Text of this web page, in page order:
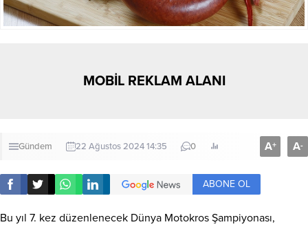
MOBİL REKLAM ALANI
Gündem 22 Ağustos 2024 14:35 0 A+ A-
ABONE OL
Bu yıl 7. kez düzenlenecek Dünya Motokros Şampiyonası,